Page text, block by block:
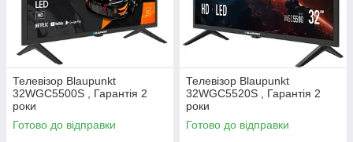
Телевізор Blaupunkt
32WGC5500S , Гарантія 2
роки
Готово до відправки
Телевізор Blaupunkt
32WGC5520S , Гарантія 2
роки
Готово до відправки